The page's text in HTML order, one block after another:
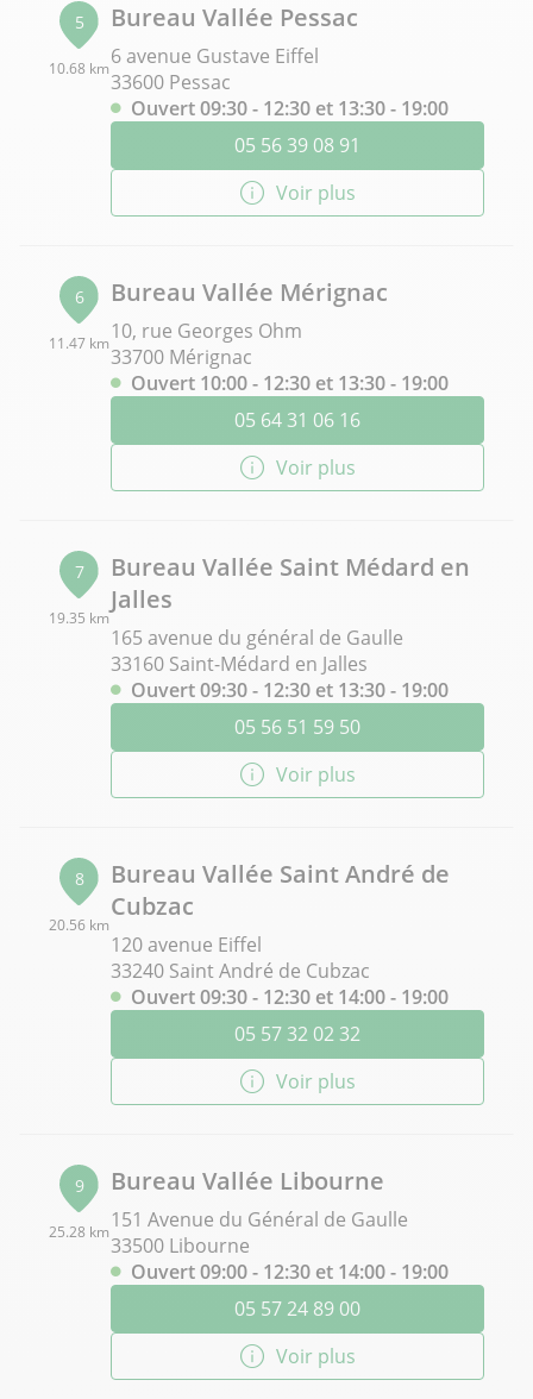
5
10.68 km
Bureau Vallée Pessac
6 avenue Gustave Eiffel
33600 Pessac
Ouvert 09:30 - 12:30 et 13:30 - 19:00
05 56 39 08 91
Voir plus
6
11.47 km
Bureau Vallée Mérignac
10, rue Georges Ohm
33700 Mérignac
Ouvert 10:00 - 12:30 et 13:30 - 19:00
05 64 31 06 16
Voir plus
7
19.35 km
Bureau Vallée Saint Médard en
Jalles
165 avenue du général de Gaulle
33160 Saint-Médard en Jalles
Ouvert 09:30 - 12:30 et 13:30 - 19:00
05 56 51 59 50
Voir plus
8
20.56 km
Bureau Vallée Saint André de
Cubzac
120 avenue Eiffel
33240 Saint André de Cubzac
Ouvert 09:30 - 12:30 et 14:00 - 19:00
05 57 32 02 32
Voir plus
9
25.28 km
Bureau Vallée Libourne
151 Avenue du Général de Gaulle
33500 Libourne
Ouvert 09:00 - 12:30 et 14:00 - 19:00
05 57 24 89 00
Voir plus